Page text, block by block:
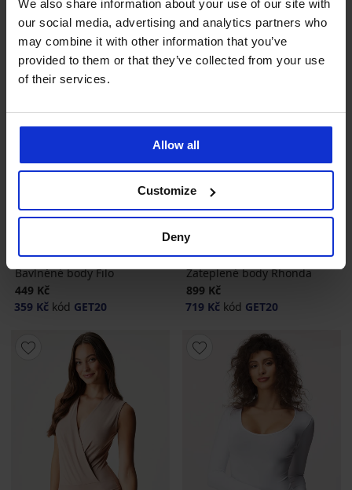
We also share information about your use of our site with
our social media, advertising and analytics partners who
may combine it with other information that you’ve
provided to them or that they’ve collected from your use
of their services.
Allow all
Customize
Deny
-20 % GET20
Bavlněné body Filo
449 Kč
359 Kč kód GET20
-20 % GET20
Zateplené body Rhonda
899 Kč
719 Kč kód GET20